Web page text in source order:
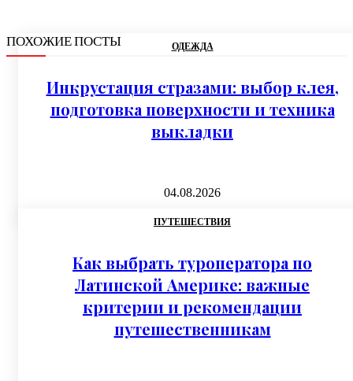
ПОХОЖИЕ ПОСТЫ ОДЕЖДА
Инкрустация стразами: выбор клея,
подготовка поверхности и техника
выкладки
04.08.2026
ПУТЕШЕСТВИЯ
Как выбрать туроператора по
Латинской Америке: важные
критерии и рекомендации
путешественникам